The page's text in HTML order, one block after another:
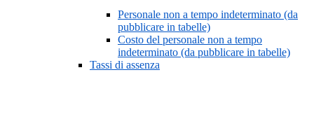
Personale non a tempo indeterminato (da
pubblicare in tabelle)
Costo del personale non a tempo
indeterminato (da pubblicare in tabelle)
Tassi di assenza